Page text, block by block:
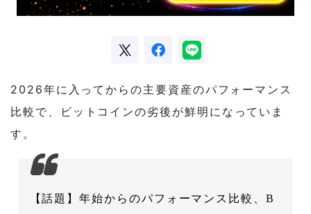
2026年に入ってからの主要資産のパフォーマンス
比較で、ビットコインの劣後が鮮明になっていま
す。
【話題】年始からのパフォーマンス比較、B